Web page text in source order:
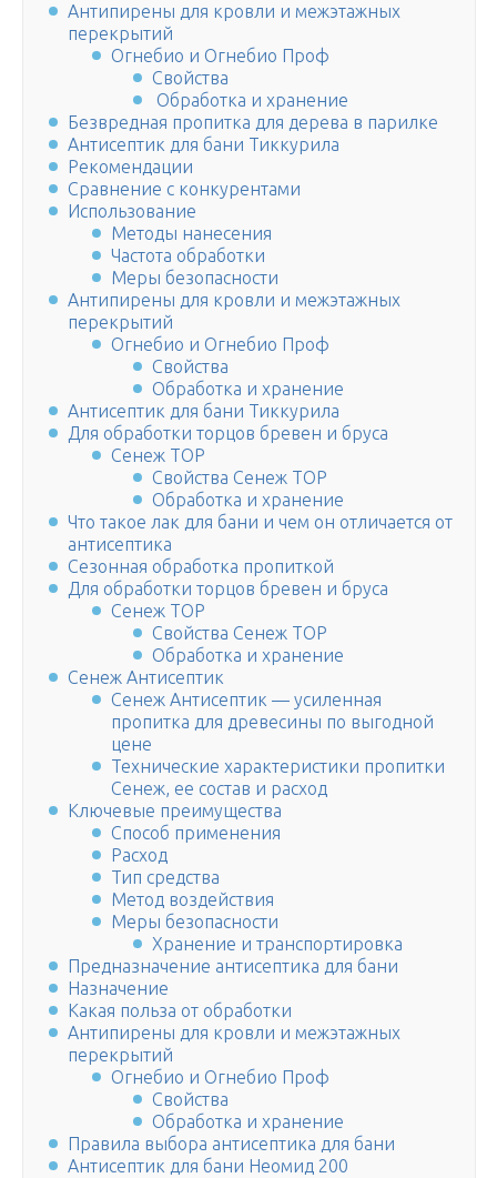
Антипирены для кровли и межэтажных
перекрытий
Огнебио и Огнебио Проф
Свойства
Обработка и хранение
Безвредная пропитка для дерева в парилке
Антисептик для бани Тиккурила
Рекомендации
Сравнение с конкурентами
Использование
Методы нанесения
Частота обработки
Меры безопасности
Антипирены для кровли и межэтажных
перекрытий
Огнебио и Огнебио Проф
Свойства
Обработка и хранение
Антисептик для бани Тиккурила
Для обработки торцов бревен и бруса
Сенеж ТОР
Свойства Сенеж ТОР
Обработка и хранение
Что такое лак для бани и чем он отличается от
антисептика
Сезонная обработка пропиткой
Для обработки торцов бревен и бруса
Сенеж ТОР
Свойства Сенеж ТОР
Обработка и хранение
Сенеж Антисептик
Сенеж Антисептик — усиленная
пропитка для древесины по выгодной
цене
Технические характеристики пропитки
Сенеж, ее состав и расход
Ключевые преимущества
Способ применения
Расход
Тип средства
Метод воздействия
Меры безопасности
Хранение и транспортировка
Предназначение антисептика для бани
Назначение
Какая польза от обработки
Антипирены для кровли и межэтажных
перекрытий
Огнебио и Огнебио Проф
Свойства
Обработка и хранение
Правила выбора антисептика для бани
Антисептик для бани Неомид 200